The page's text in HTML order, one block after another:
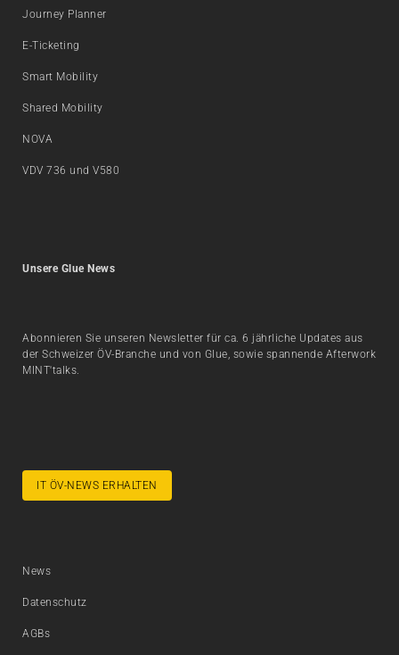
Journey Planner
E-Ticketing
Smart Mobility
Shared Mobility
NOVA
VDV 736 und V580
Unsere Glue News
Abonnieren Sie unseren Newsletter für ca. 6 jährliche Updates aus
der Schweizer ÖV-Branche und von Glue, sowie spannende Afterwork
MINT'talks.
IT ÖV-NEWS ERHALTEN
News
Datenschutz
AGBs